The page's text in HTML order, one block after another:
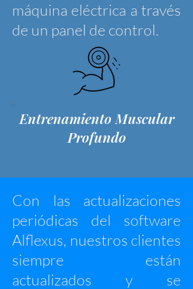
máquina eléctrica a través
de un panel de control.
Entrenamiento Muscular
Profundo
Con las actualizaciones
periódicas del software
Alflexus, nuestros clientes
siempre están
actualizados y se